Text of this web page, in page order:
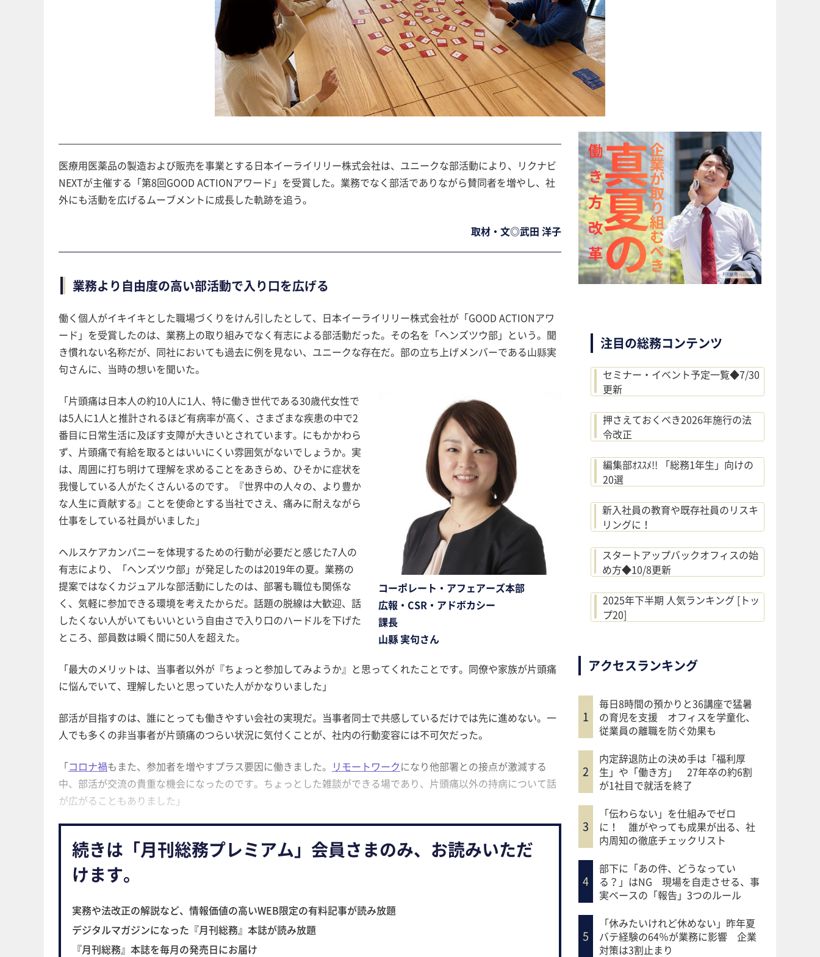
注目の総務コンテンツ
セミナー・イベント予定一覧◆7/30
更新
押さえておくべき2026年施行の法
令改正
編集部ｵｽｽﾒ!! 「総務1年生」向けの
20選
新入社員の教育や既存社員のリスキ
リングに！
スタートアップバックオフィスの始
め方◆10/8更新
2025年下半期 人気ランキング [トッ
プ20]
アクセスランキング
毎日8時間の預かりと36講座で猛暑
の育児を支援 オフィスを学童化、
従業員の離職を防ぐ効果も
内定辞退防止の決め手は「福利厚
生」や「働き方」 27年卒の約6割
が1社目で就活を終了
「伝わらない」を仕組みでゼロ
に！ 誰がやっても成果が出る、社
内周知の徹底チェックリスト
部下に「あの件、どうなってい
る？」はNG 現場を自走させる、事
実ベースの「報告」3つのルール
「休みたいけれど休めない」昨年夏
バテ経験の64％が業務に影響 企業
対策は3割止まり
医療用医薬品の製造および販売を事業とする日本イーライリリー株式会社は、ユニークな部活動により、リクナビ
NEXTが主催する「第8回GOOD ACTIONアワード」を受賞した。業務でなく部活でありながら賛同者を増やし、社
外にも活動を広げるムーブメントに成長した軌跡を追う。
取材・文◎武田 洋子
業務より自由度の高い部活動で入り口を広げる
働く個人がイキイキとした職場づくりをけん引したとして、日本イーライリリー株式会社が「GOOD ACTIONアワ
ード」を受賞したのは、業務上の取り組みでなく有志による部活動だった。その名を「ヘンズツウ部」という。聞
き慣れない名称だが、同社においても過去に例を見ない、ユニークな存在だ。部の立ち上げメンバーである山縣実
句さんに、当時の想いを聞いた。
コーポレート・アフェアーズ本部
広報・CSR・アドボカシー
課長
山縣 実句さん
「片頭痛は日本人の約10人に1人、特に働き世代である30歳代女性で
は5人に1人と推計されるほど有病率が高く、さまざまな疾患の中で2
番目に日常生活に及ぼす支障が大きいとされています。にもかかわら
ず、片頭痛で有給を取るとはいいにくい雰囲気がないでしょうか。実
は、周囲に打ち明けて理解を求めることをあきらめ、ひそかに症状を
我慢している人がたくさんいるのです。『世界中の人々の、より豊か
な人生に貢献する』ことを使命とする当社でさえ、痛みに耐えながら
仕事をしている社員がいました」
ヘルスケアカンパニーを体現するための行動が必要だと感じた7人の
有志により、「ヘンズツウ部」が発足したのは2019年の夏。業務の
提案ではなくカジュアルな部活動にしたのは、部署も職位も関係な
く、気軽に参加できる環境を考えたからだ。話題の脱線は大歓迎、話
したくない人がいてもいいという自由さで入り口のハードルを下げた
ところ、部員数は瞬く間に50人を超えた。
「最大のメリットは、当事者以外が『ちょっと参加してみようか』と思ってくれたことです。同僚や家族が片頭痛
に悩んでいて、理解したいと思っていた人がかなりいました」
部活が目指すのは、誰にとっても働きやすい会社の実現だ。当事者同士で共感しているだけでは先に進めない。一
人でも多くの非当事者が片頭痛のつらい状況に気付くことが、社内の行動変容には不可欠だった。
「コロナ禍もまた、参加者を増やすプラス要因に働きました。 リモートワークになり他部署との接点が激減する
中、部活が交流の貴重な機会になったのです。ちょっとした雑談ができる場であり、片頭痛以外の持病について話
が広がることもありました」
続きは「月刊総務プレミアム」会員さまのみ、お読みいただ
けます。
実務や法改正の解説など、情報価値の高いWEB限定の有料記事が読み放題
デジタルマガジンになった『月刊総務』本誌が読み放題
『月刊総務』本誌を毎月の発売日にお届け